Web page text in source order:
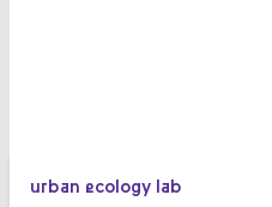
urban ecology lab